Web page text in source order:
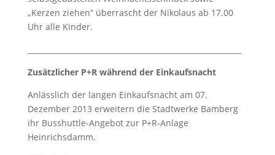
„Kerzen ziehen“ überrascht der Nikolaus ab 17.00
Uhr alle Kinder.
Zusätzlicher P+R während der Einkaufsnacht
Anlässlich der langen Einkaufsnacht am 07.
Dezember 2013 erweitern die Stadtwerke Bamberg
ihr Busshuttle-Angebot zur P+R-Anlage
Heinrichsdamm.